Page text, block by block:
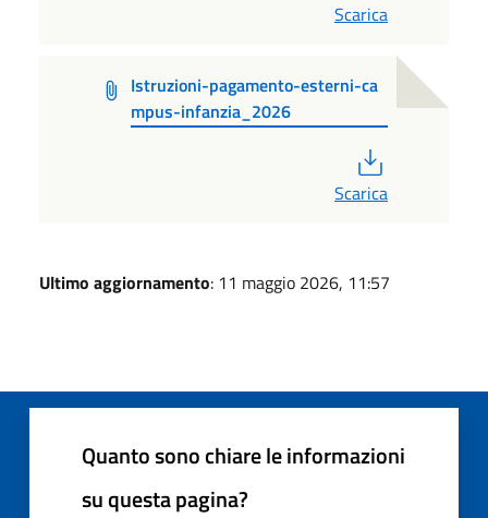
Scarica
Istruzioni-pagamento-esterni-ca
mpus-infanzia_2026
Scarica
Ultimo aggiornamento: 11 maggio 2026, 11:57
Quanto sono chiare le informazioni
su questa pagina?